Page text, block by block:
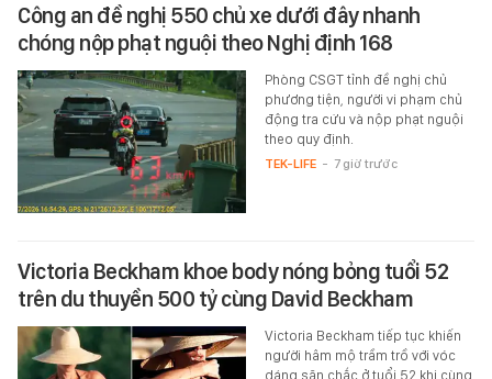
Công an đề nghị 550 chủ xe dưới đây nhanh
chóng nộp phạt nguội theo Nghị định 168
Phòng CSGT tỉnh đề nghị chủ
phương tiện, người vi phạm chủ
động tra cứu và nộp phạt nguội
theo quy định.
TEK-LIFE - 7 giờ trước
Victoria Beckham khoe body nóng bỏng tuổi 52
trên du thuyền 500 tỷ cùng David Beckham
Victoria Beckham tiếp tục khiến
người hâm mộ trầm trồ với vóc
dáng săn chắc ở tuổi 52 khi cùng